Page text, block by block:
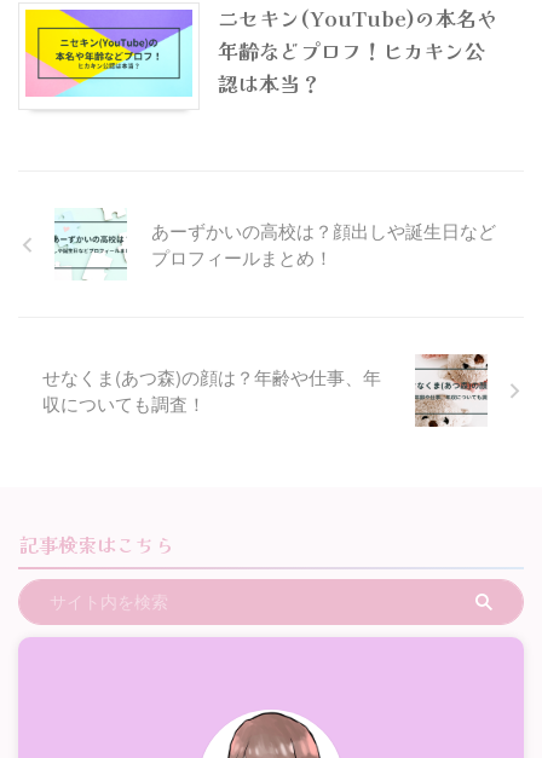
ニセキン(YouTube)の本名や
年齢などプロフ！ヒカキン公
認は本当？
あーずかいの高校は？顔出しや誕生日など
プロフィールまとめ！
せなくま(あつ森)の顔は？年齢や仕事、年
収についても調査！
記事検索はこちら